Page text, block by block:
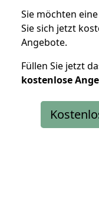
Sie möchten eine
Sie sich jetzt
Angebote.
Füllen Sie jetzt
kostenlose